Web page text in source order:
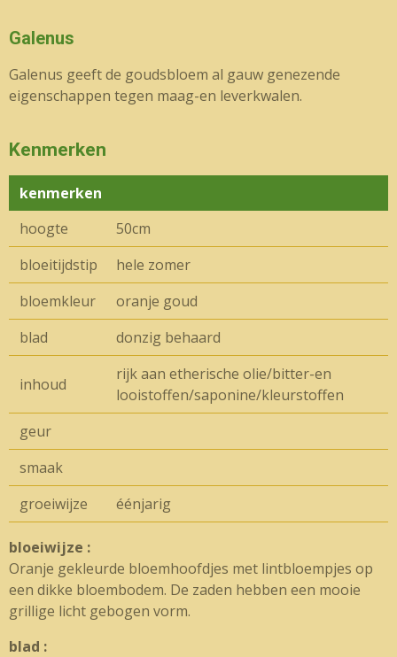
Galenus
Galenus geeft de goudsbloem al gauw genezende
eigenschappen tegen maag-en leverkwalen.
Kenmerken
kenmerken
hoogte
50cm
bloeitijdstip
hele zomer
bloemkleur
oranje goud
blad
donzig behaard
inhoud
rijk aan etherische olie/bitter-en
looistoffen/saponine/kleurstoffen
geur
smaak
groeiwijze
éénjarig
bloeiwijze :
Oranje gekleurde bloemhoofdjes met lintbloempjes op
een dikke bloembodem. De zaden hebben een mooie
grillige licht gebogen vorm.
blad :